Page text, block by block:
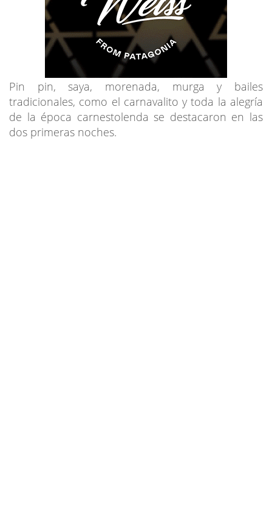
Pin pin, saya, morenada, murga y bailes
tradicionales, como el carnavalito y toda la alegría
de la época carnestolenda se destacaron en las
dos primeras noches.